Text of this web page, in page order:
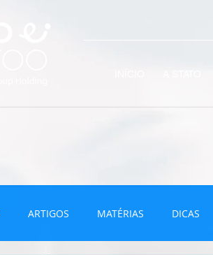
ARTIGOS MATÉRIAS DICAS